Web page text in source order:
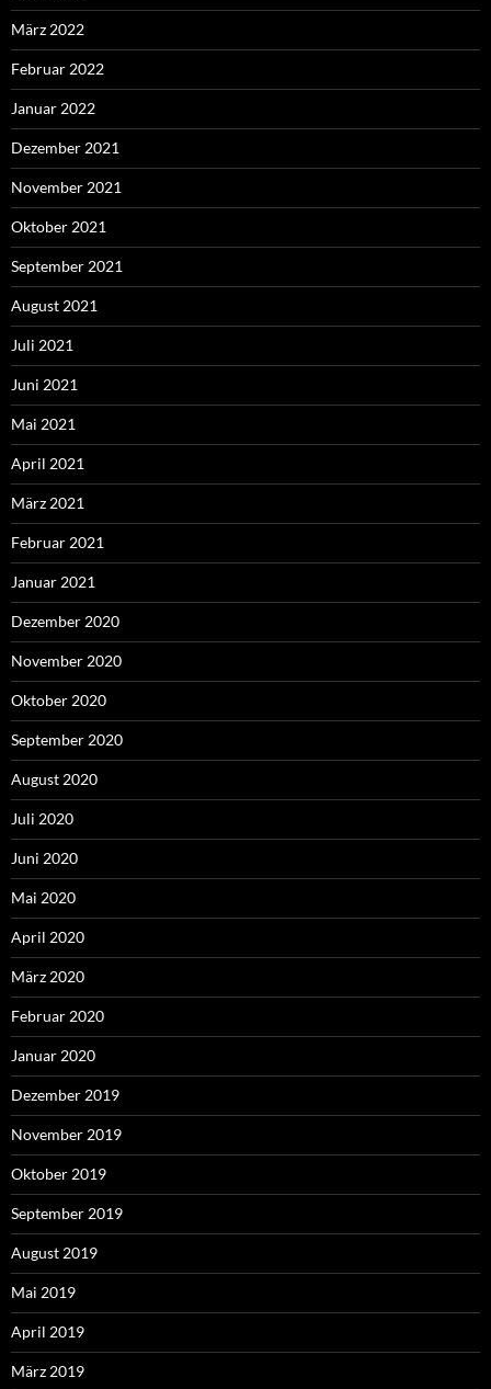
März 2022
Februar 2022
Januar 2022
Dezember 2021
November 2021
Oktober 2021
September 2021
August 2021
Juli 2021
Juni 2021
Mai 2021
April 2021
März 2021
Februar 2021
Januar 2021
Dezember 2020
November 2020
Oktober 2020
September 2020
August 2020
Juli 2020
Juni 2020
Mai 2020
April 2020
März 2020
Februar 2020
Januar 2020
Dezember 2019
November 2019
Oktober 2019
September 2019
August 2019
Mai 2019
April 2019
März 2019